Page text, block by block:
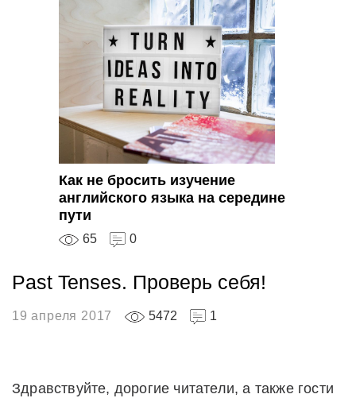
Как не бросить изучение
английского языка на середине
пути
65 0
Past Tenses. Проверь себя!
19 апреля 2017 5472 1
Здравствуйте, дорогие читатели, а также гости